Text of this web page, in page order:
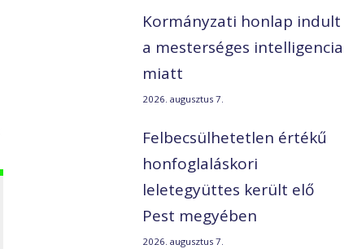
Kormányzati honlap indult
a mesterséges intelligencia
miatt
2026. augusztus 7.
Felbecsülhetetlen értékű
honfoglaláskori
leletegyüttes került elő
Pest megyében
2026. augusztus 7.